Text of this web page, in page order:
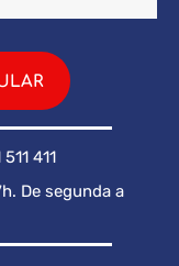
411
De segunda a